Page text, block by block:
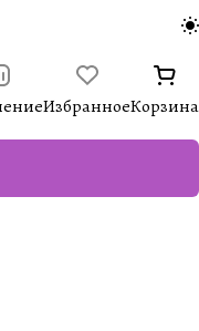
ИзбранноеКорзина